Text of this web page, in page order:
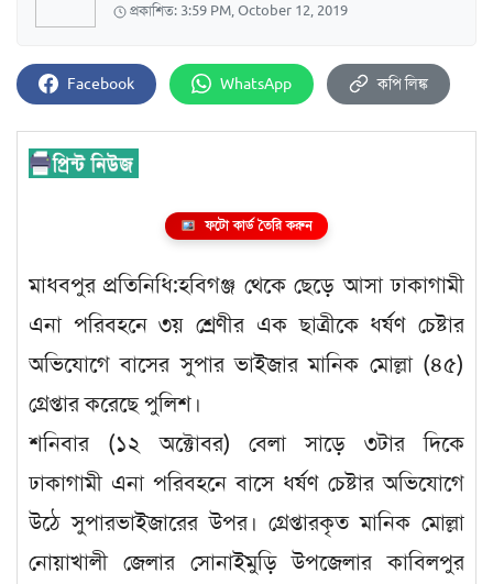
প্রকাশিত: 3:59 PM, October 12, 2019
Facebook WhatsApp কপি লিঙ্ক
ফটো কার্ড তৈরি করুন
মাধবপুর প্রতিনিধি:হবিগঞ্জ থেকে ছেড়ে আসা ঢাকাগামী
এনা পরিবহনে ৩য় শ্রেণীর এক ছাত্রীকে ধর্ষণ চেষ্টার
অভিযোগে বাসের সুপার ভাইজার মানিক মোল্লা (৪৫)
গ্রেপ্তার করেছে পুলিশ।
শনিবার (১২ অক্টোবর) বেলা সাড়ে ৩টার দিকে
ঢাকাগামী এনা পরিবহনে বাসে ধর্ষণ চেষ্টার অভিযোগে
উঠে সুপারভাইজারের উপর। গ্রেপ্তারকৃত মানিক মোল্লা
নোয়াখালী জেলার সোনাইমুড়ি উপজেলার কাবিলপুর